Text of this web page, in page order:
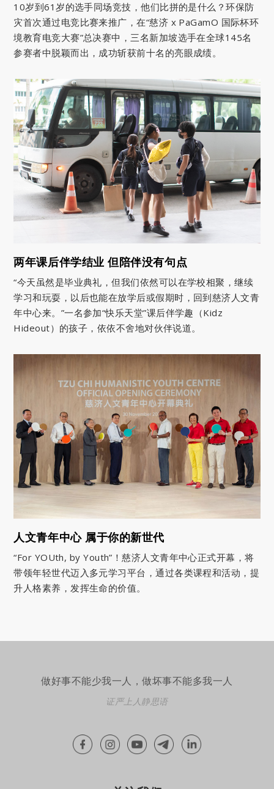
10岁到61岁的选手同场竞技，他们比拼的是什么？环保防
灾首次通过电竞比赛来推广，在“慈济 x PaGamO 国际杯环
境教育电竞大赛”总决赛中，三名新加坡选手在全球145名
参赛者中脱颖而出，成功斩获前十名的亮眼成绩。
两年课后伴学结业 但陪伴没有句点
“今天虽然是毕业典礼，但我们依然可以在学校相聚，继续
学习和玩耍，以后也能在放学后或假期时，回到慈济人文青
年中心来。”一名参加“快乐天堂”课后伴学趣（Kidz
Hideout）的孩子，依依不舍地对伙伴说道。
人文青年中心 属于你的新世代
“For YOUth, by Youth”！慈济人文青年中心正式开幕，将
带领年轻世代迈入多元学习平台，通过各类课程和活动，提
升人格素养，发挥生命的价值。
做好事不能少我一人，做坏事不能多我一人
证严上人静思语